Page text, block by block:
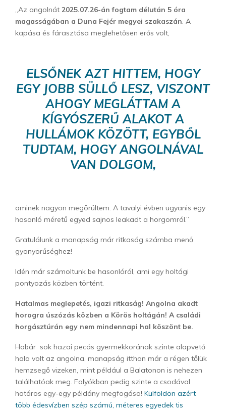
„Az angolnát 2025.07.26-án fogtam délután 5 óra
magasságában a Duna Fejér megyei szakaszán . A
kapása és fárasztása meglehetősen erős volt,
ELSŐNEK AZT HITTEM, HOGY
EGY JOBB SÜLLŐ LESZ, VISZONT
AHOGY MEGLÁTTAM A
KÍGYÓSZERŰ ALAKOT A
HULLÁMOK KÖZÖTT, EGYBŐL
TUDTAM, HOGY ANGOLNÁVAL
VAN DOLGOM,
aminek nagyon megörültem. A tavalyi évben ugyanis egy
hasonló méretű egyed sajnos leakadt a horgomról.”
Gratulálunk a manapság már ritkaság számba menő
gyönyörűséghez!
Idén már számoltunk be hasonlóról, ami egy holtági
pontyozás közben történt.
Hatalmas meglepetés, igazi ritkaság! Angolna akadt
horogra úszózás közben a Körös holtágán! A családi
horgásztúrán egy nem mindennapi hal köszönt be.
Habár sok hazai pecás gyermekkorának szinte alapvető
hala volt az angolna, manapság itthon már a régen tőlük
hemzsegő vizeken, mint például a Balatonon is nehezen
találhatóak meg. Folyókban pedig szinte a csodával
határos egy-egy példány megfogása! Külföldön azért
több édesvízben szép számú, méteres egyedek tis